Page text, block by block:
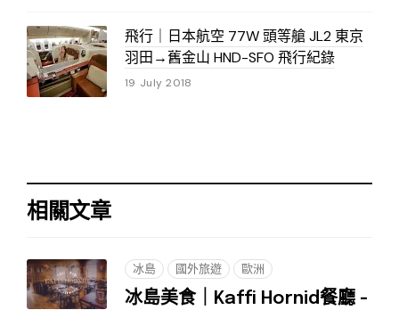
飛行｜日本航空 77W 頭等艙 JL2 東京
羽田→舊金山 HND-SFO 飛行紀錄
19 July 2018
相關文章
冰島 國外旅遊 歐洲
冰島美食｜Kaffi Hornid餐廳 -